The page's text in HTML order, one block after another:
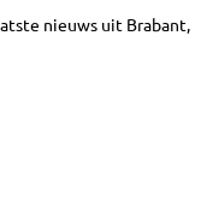
nieuws uit Brabant,